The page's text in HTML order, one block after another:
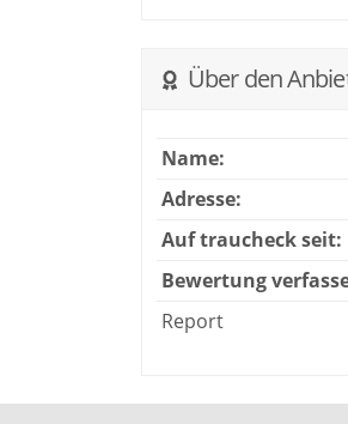
Über den
Name:
Adresse:
Auf traucheck seit:
Bewertung
Report